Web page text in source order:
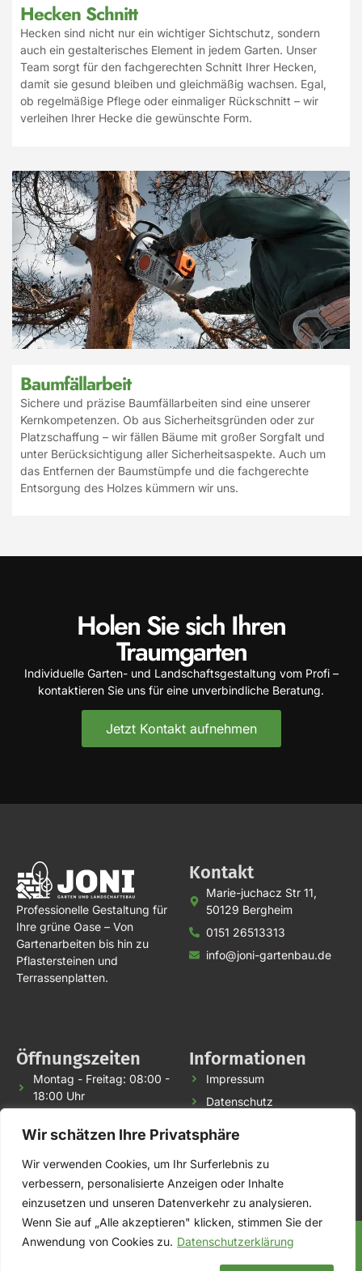
Wir schätzen Ihre Privatsphäre
Wir verwenden Cookies, um Ihr Surferlebnis zu
verbessern, personalisierte Anzeigen oder Inhalte
einzusetzen und unseren Datenverkehr zu analysieren.
Wenn Sie auf „Alle akzeptieren" klicken, stimmen Sie der
Anwendung von Cookies zu. Datenschutzerklärung
Hecken Schnitt
Hecken sind nicht nur ein wichtiger Sichtschutz, sondern
auch ein gestalterisches Element in jedem Garten. Unser
Team sorgt für den fachgerechten Schnitt Ihrer Hecken,
damit sie gesund bleiben und gleichmäßig wachsen. Egal,
ob regelmäßige Pflege oder einmaliger Rückschnitt – wir
verleihen Ihrer Hecke die gewünschte Form.
Baumfällarbeit
Sichere und präzise Baumfällarbeiten sind eine unserer
Kernkompetenzen. Ob aus Sicherheitsgründen oder zur
Platzschaffung – wir fällen Bäume mit großer Sorgfalt und
unter Berücksichtigung aller Sicherheitsaspekte. Auch um
das Entfernen der Baumstümpfe und die fachgerechte
Entsorgung des Holzes kümmern wir uns.
Holen Sie sich Ihren
Traumgarten
Individuelle Garten- und Landschaftsgestaltung vom Profi –
kontaktieren Sie uns für eine unverbindliche Beratung.
Jetzt Kontakt aufnehmen
Professionelle Gestaltung für
Ihre grüne Oase – Von
Gartenarbeiten bis hin zu
Pflastersteinen und
Terrassenplatten.
Kontakt
Marie-juchacz Str 11,
50129 Bergheim
0151 26513313
info@joni-gartenbau.de
Öffnungszeiten
Montag - Freitag: 08:00 -
18:00 Uhr
Uhr
Informationen
Impressum
Datenschutz
© 2024 Joni Garten und Landschaftsbau. Alle Rechte vorbehalten.